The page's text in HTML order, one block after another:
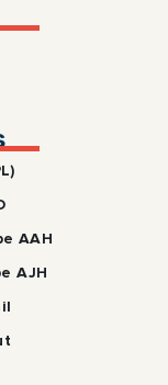
AAH
AJH